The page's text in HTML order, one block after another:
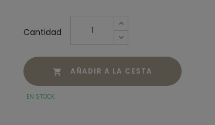
Cantidad
 AÑADIR A LA CESTA
EN STOCK